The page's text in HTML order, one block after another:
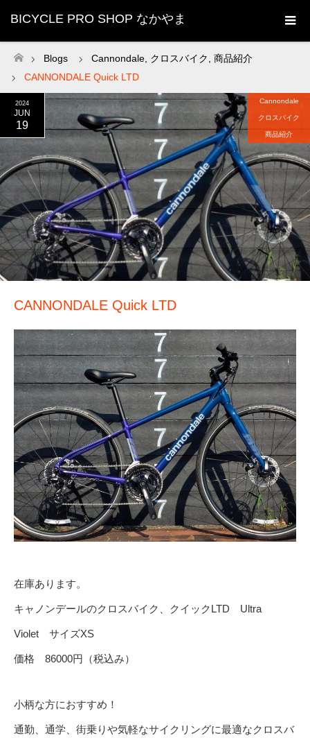
BICYCLE PRO SHOP なかやま
ホーム
Blogs Cannondale クロスバイク
商品紹介
CANNONDALE Quick LTD
2024
JUN
19
Cannondale
クロスバイク
商品紹介
CANNONDALE Quick LTD
在庫あります。
キャノンデールのクロスバイク、クイックLTD Ultra
Violet サイズXS
価格 86000円（税込み）
小柄な方におすすめ！
通勤、通学、街乗りや気軽なサイクリングに最適なクロスバ